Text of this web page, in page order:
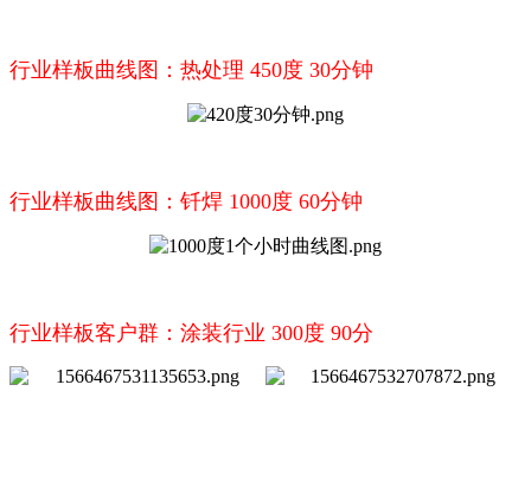
行业样板曲线图：热处理 450度 30分钟
行业样板曲线图：钎焊 1000度 60分钟
行业样板客户群：涂装行业 300度 90分